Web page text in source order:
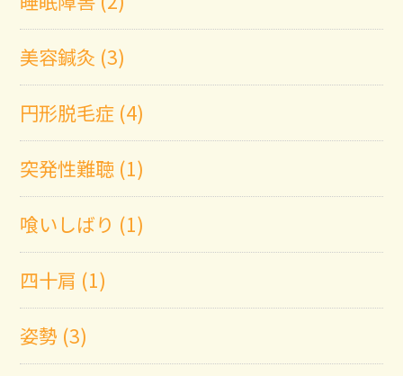
美容鍼灸 (3)
円形脱毛症 (4)
突発性難聴 (1)
喰いしばり (1)
四十肩 (1)
姿勢 (3)